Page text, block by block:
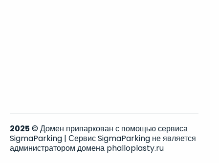
2025 © Домен припаркован с помощью сервиса
SigmaParking | Сервис SigmaParking не является
администратором домена phalloplasty.ru